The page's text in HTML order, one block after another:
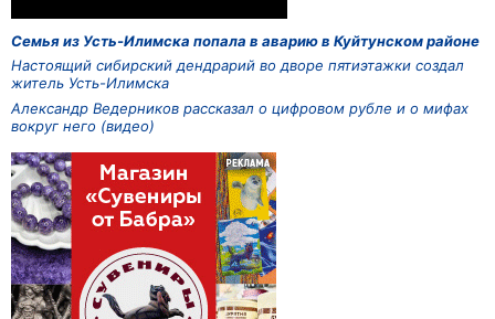
Семья из Усть-Илимска попала в аварию в Куйтунском районе
Настоящий сибирский дендрарий во дворе пятиэтажки создал
житель Усть-Илимска
Александр Ведерников рассказал о цифровом рубле и о мифах
вокруг него (видео)